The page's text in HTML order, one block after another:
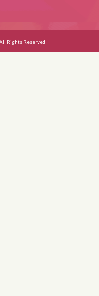
Rights Reserved